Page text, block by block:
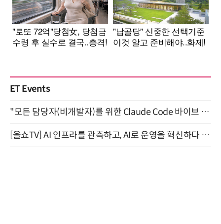
ET Events
"모든 담당자(비개발자)를 위한 Claude Code 바이브 코딩 2-day 부트캠프" 9월 16~17일 개최
[올쇼TV] AI 인프라를 관측하고, AI로 운영을 혁신하다 (8월 11일 생방송)